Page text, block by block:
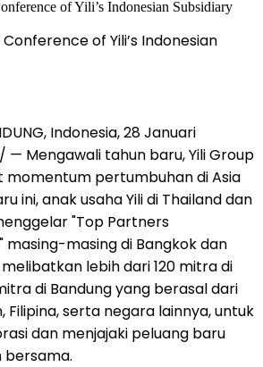
of Yili’s Indonesian
Indonesia, 28 Januari
— Mengawali tahun baru, Yili Group
pertumbuhan di Asia
ini, anak usaha Yili di Thailand dan
"Top Partners
masing-masing di Bangkok dan
lebih dari 120 mitra di
di Bandung yang berasal dari
Filipina, serta negara lainnya, untuk
dan menjajaki peluang baru